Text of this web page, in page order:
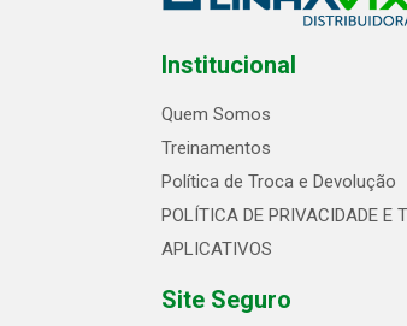
Institucional
Quem Somos
Treinamentos
Política de Troca e Devolução
POLÍTICA DE PRIVACIDADE E
APLICATIVOS
Site Seguro